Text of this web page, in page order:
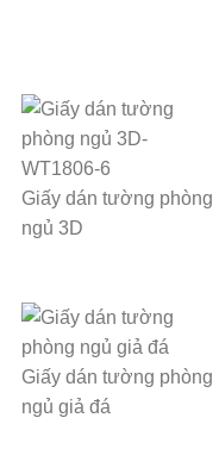
Giấy dán tường phòng
ngủ 3D
Giấy dán tường phòng
ngủ giả đá